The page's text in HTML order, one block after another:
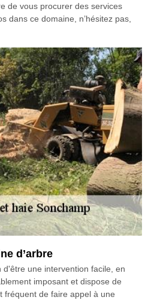
de vous procurer des services
dans ce domaine, n’hésitez pas,
d’arbre
une intervention facile, en
imposant et dispose de
fréquent de faire appel à une